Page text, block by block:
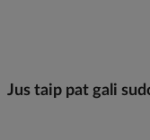
Jus taip pat gali